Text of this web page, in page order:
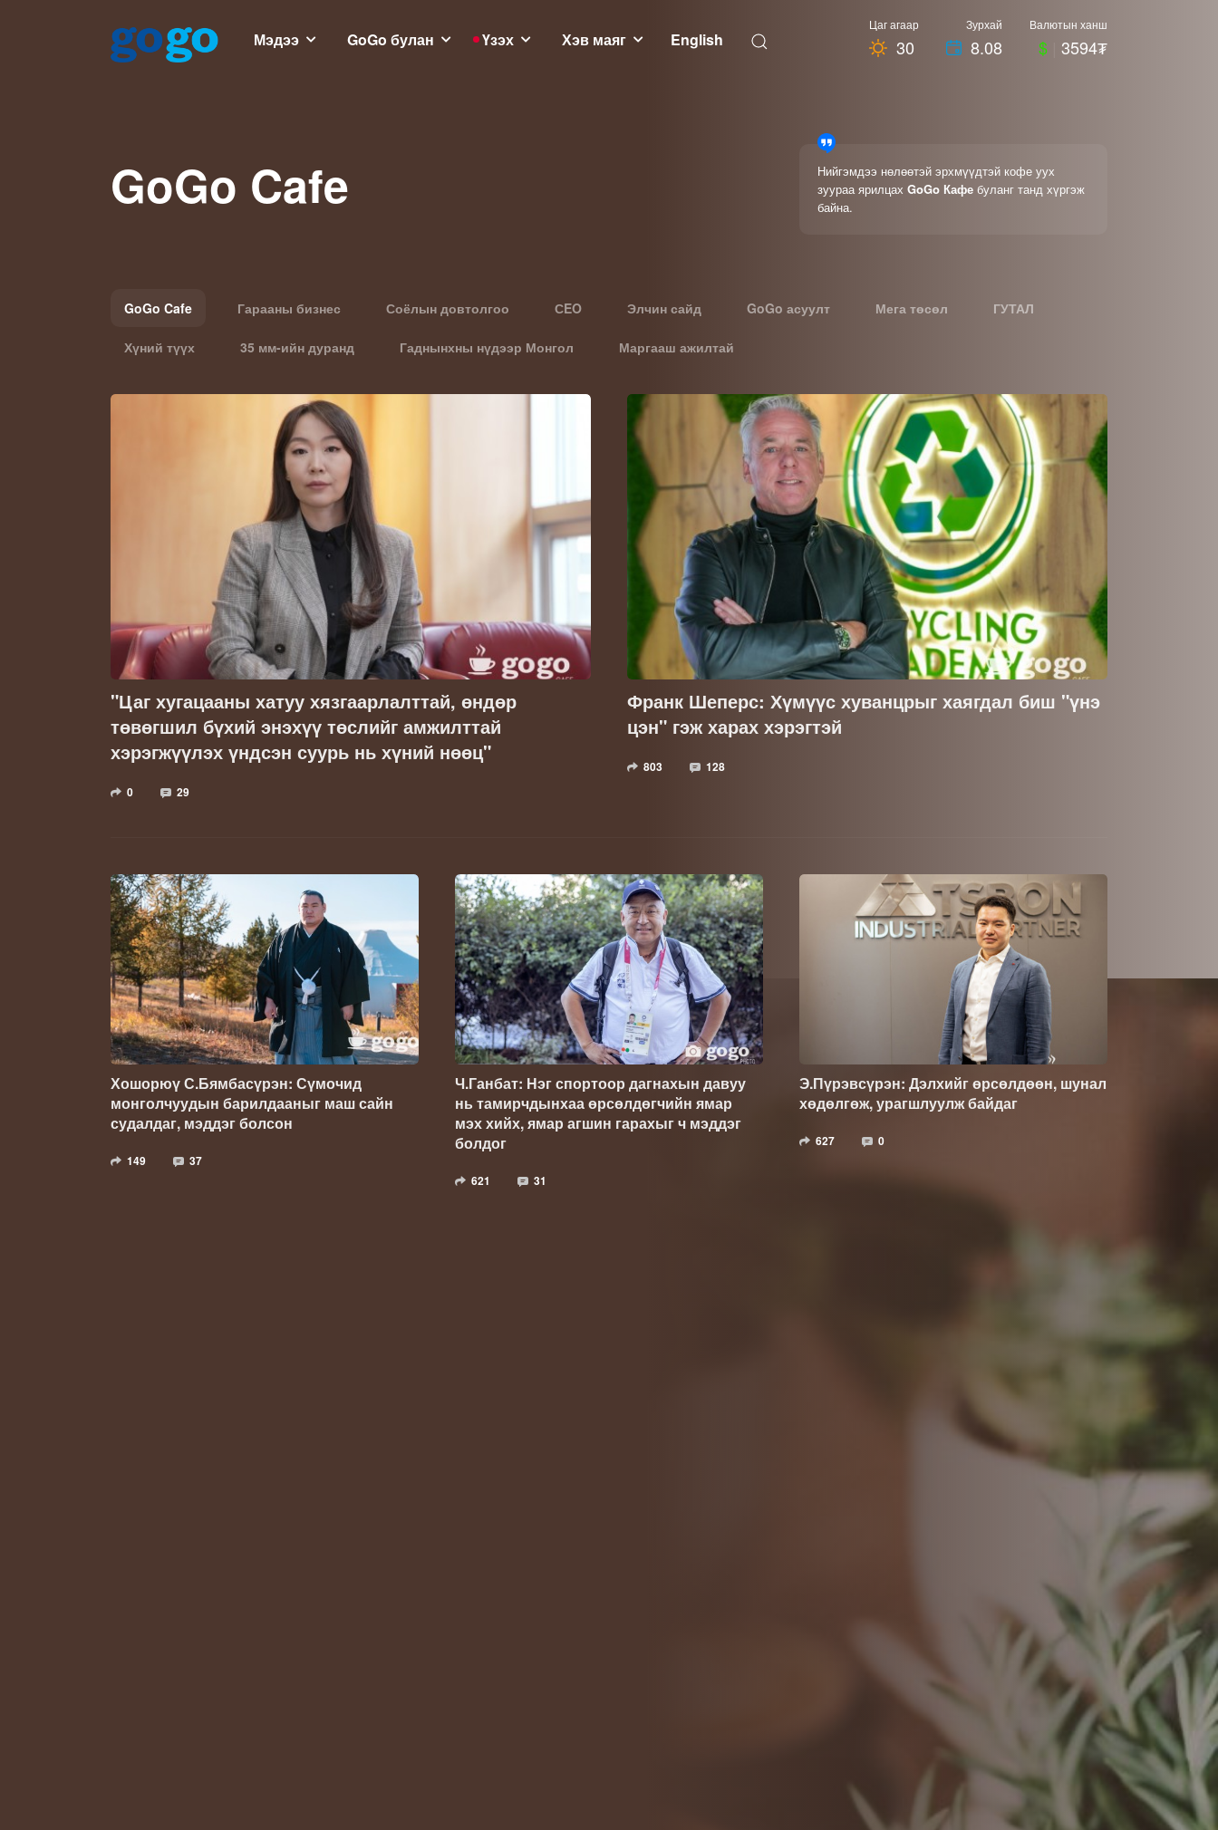
Мэдээ GoGo булан Үзэх Хэв маяг English
Цаг агаар
30
Зурхай
8.08
Валютын ханш
$ 3594₮
GoGo Cafe
Нийгэмдээ нөлөөтэй эрхмүүдтэй кофе уух
зуураа ярилцах GoGo Кафебуланг танд хүргэж
байна.
GoGo Cafe Гарааны бизнес Соёлын довтолгоо СEO Элчин сайд GoGo асуулт Мега төсөл ГУТАЛ
Хүний түүх 35 мм-ийн дуранд Гаднынхны нүдээр Монгол Маргааш ажилтай
"Цаг хугацааны хатуу хязгаарлалттай, өндөр
төвөгшил бүхий энэхүү төслийг амжилттай
хэрэгжүүлэх үндсэн суурь нь хүний нөөц"
0 29
Франк Шеперс: Хүмүүс хуванцрыг хаягдал биш "үнэ
цэн" гэж харах хэрэгтэй
803 128
Хошорюү С.Бямбасүрэн: Сүмочид
монголчуудын барилдааныг маш сайн
судалдаг, мэддэг болсон
149 37
Ч.Ганбат: Нэг спортоор дагнахын давуу
нь тамирчдынхаа өрсөлдөгчийн ямар
мэх хийх, ямар агшин гарахыг ч мэддэг
болдог
621 31
Э.Пүрэвсүрэн: Дэлхийг өрсөлдөөн, шунал
хөдөлгөж, урагшлуулж байдаг
627 0